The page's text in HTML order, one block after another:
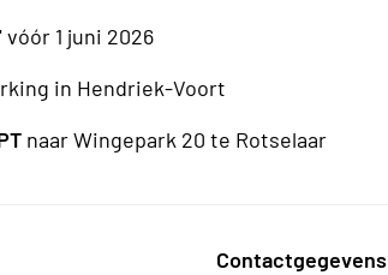
vóór 1 juni 2026
in Hendriek-Voort
naar Wingepark 20 te Rotselaar
Contactgegevens